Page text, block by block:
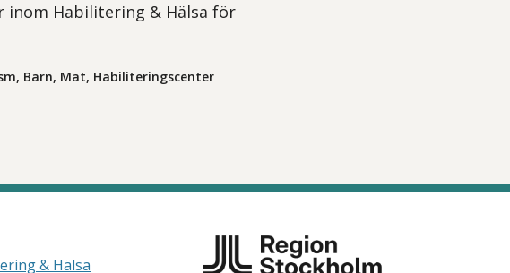
Habilitering & Hälsa för
Barn, Mat, Habiliteringscenter
& Hälsa